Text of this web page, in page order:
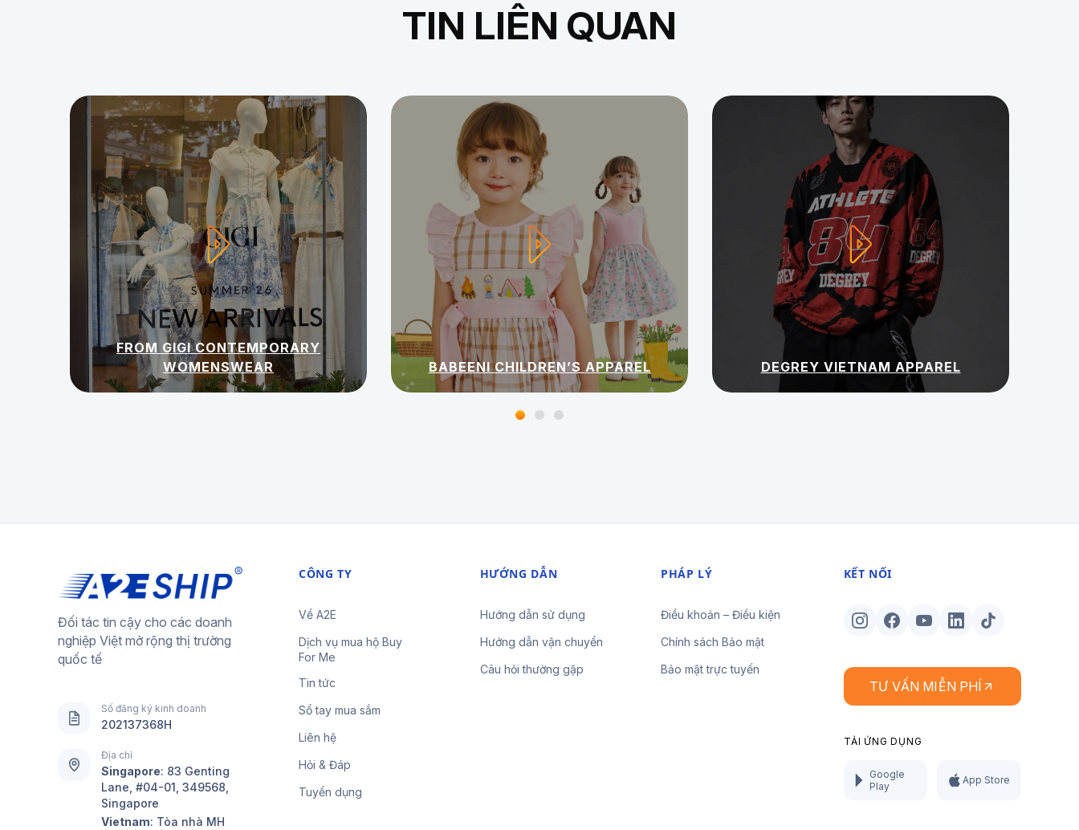
TIN LIÊN QUAN
FROM GIGI CONTEMPORARY
WOMENSWEAR
BABEENI CHILDREN’S APPAREL DEGREY VIETNAM APPAREL
Đối tác tin cậy cho các doanh
nghiệp Việt mở rộng thị trường
quốc tế
Số đăng ký kinh doanh
202137368H
Địa chỉ
Singapore: 83 Genting
Lane, #04-01, 349568,
Singapore
Vietnam: Tòa nhà MH
CÔNG TY
Về A2E
Dịch vụ mua hộ Buy
For Me
Tin tức
Sổ tay mua sắm
Liên hệ
Hỏi & Đáp
Tuyển dụng
HƯỚNG DẪN
Hướng dẫn sử dụng
Hướng dẫn vận chuyển
Câu hỏi thường gặp
PHÁP LÝ
Điều khoản – Điều kiện
Chính sách Bảo mật
Bảo mật trực tuyến
KẾT NỐI
TƯ VẤN MIỄN PHÍ
TẢI ỨNG DỤNG
Google
Play
App Store